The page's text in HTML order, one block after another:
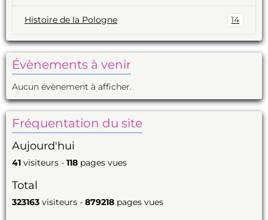
Histoire de la Pologne 14
Évènements à venir
Aucun évènement à afficher.
Fréquentation du site
Aujourd'hui
41 visiteurs - 118 pages vues
Total
323163 visiteurs - 879218 pages vues